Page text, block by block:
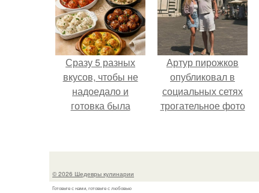
Сразу 5 разных
вкусов, чтобы не
надоедало и
готовка была
Артур пирожков
опубликовал в
социальных сетях
трогательное фото
сделанное во
© 2026 Шедевры кулинарии
Готовьте с нами, готовьте с любовью